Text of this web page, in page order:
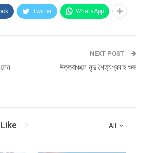
Twitter WhatsApp
NEXT POST
উত্তরাঞ্চলে মৃদু শৈত্যপ্রবাহ শুরু
All